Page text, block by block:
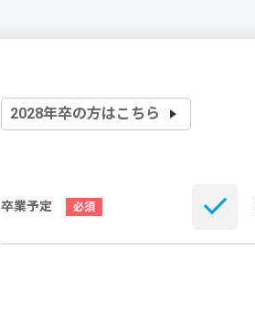
2028年卒の方はこちら
卒業予定